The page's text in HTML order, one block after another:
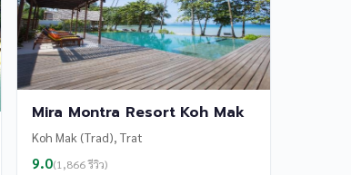
Mira Montra Resort Koh Mak
Koh Mak (Trad), Trat
9.0(1,866 รีวิว)